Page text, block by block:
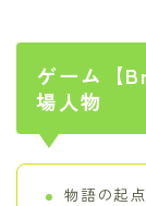
ゲーム【
場人物
物語の起